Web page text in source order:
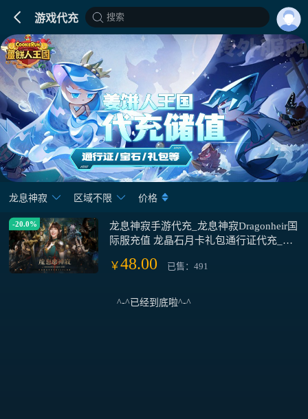
游戏代充 搜索
龙息神寂 区域不限 价格
-20.0%
龙息神寂手游代充_龙息神寂Dragonheir国
际服充值 龙晶石月卡礼包通行证代充_龙
证龙晶石
￥48.00 已售：491
^-^已经到底啦^-^